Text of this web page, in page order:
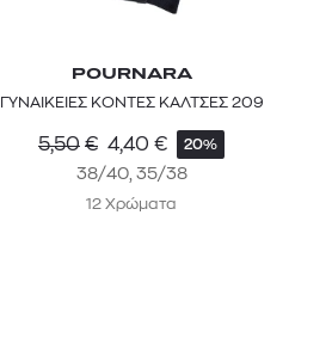
POURNARA
ΓΥΝΑΙΚΕΙΕΣ ΚΟΝΤΕΣ ΚΑΛΤΣΕΣ 209
5,50 € 4,40 € 20%
38/40, 35/38
12 Χρώματα